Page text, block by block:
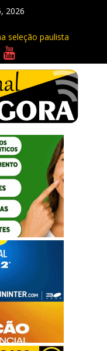
2026
seleção paulista
Tavares já estão
já rendeu quase R$
Cotia e Vargem